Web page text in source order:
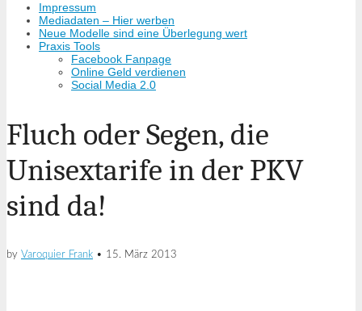
Impressum
Mediadaten – Hier werben
Neue Modelle sind eine Überlegung wert
Praxis Tools
Facebook Fanpage
Online Geld verdienen
Social Media 2.0
Fluch oder Segen, die
Unisextarife in der PKV
sind da!
by Varoquier Frank • 15. März 2013